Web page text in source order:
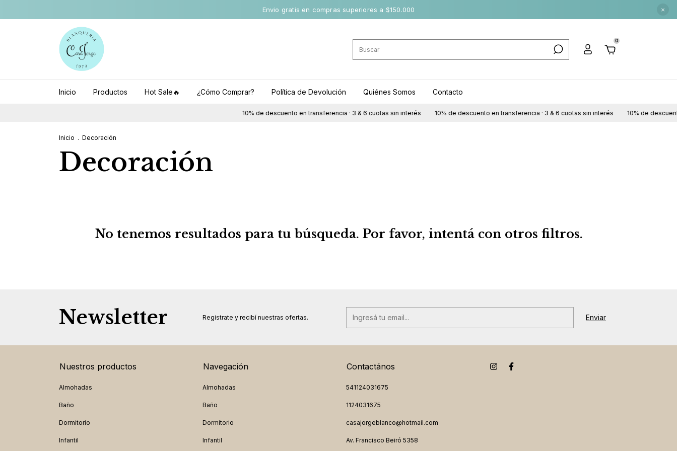
×
Envio gratis en compras superiores a $150.000
0
Inicio Productos Hot Sale🔥 ¿Cómo Comprar? Política de Devolución Quiénes Somos Contacto
10% de descuento en transferencia · 3 & 6 cuotas sin interés 10% de descuento en transferencia · 3 & 6 cuotas sin interés 10% de
Inicio . Decoración
Decoración
No tenemos resultados para tu búsqueda. Por favor, intentá con otros filtros.
Newsletter Registrate y recibí nuestras ofertas.
Nuestros productos
Almohadas
Baño
Dormitorio
Infantil
Navegación
Almohadas
Baño
Dormitorio
Infantil
Contactános
541124031675
1124031675
casajorgeblanco@hotmail.com
Av. Francisco Beiró 5358